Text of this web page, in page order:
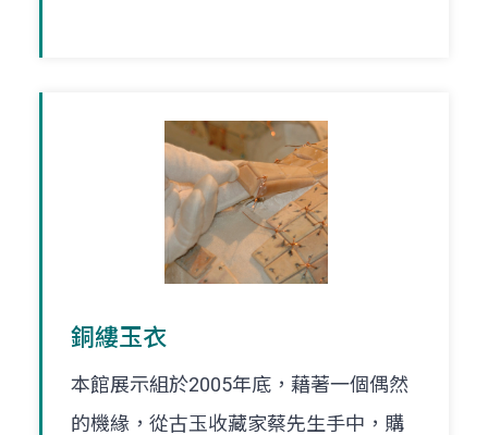
銅縷玉衣
本館展示組於2005年底，藉著一個偶然
的機緣，從古玉收藏家蔡先生手中，購